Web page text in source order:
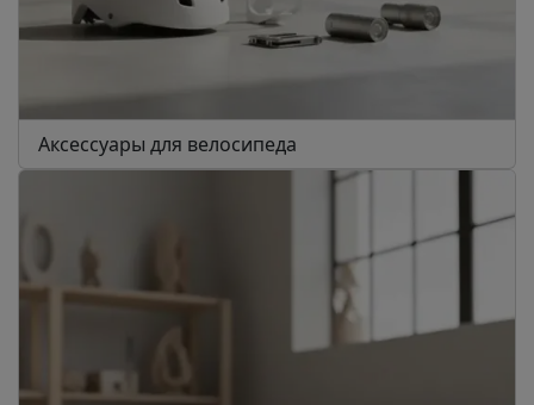
Аксессуары для велосипеда